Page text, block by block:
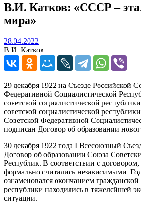
В.И. Катков: «СССР –
мира»
28.04.2022
В.И. Катков.
29 декабря 1922 на Съезде Российской
Федеративной Социалистической
советской социалистической
советской социалистической
Советской Федеративной
подписан Договор об образовании
30 декабря 1922 года I Всесоюзный
Договор об образовании Союза
Республик. В соответствии с договором,
формально считались независимыми.
ознаменовался окончанием
республики находились в тяжелейшей
ситуации.